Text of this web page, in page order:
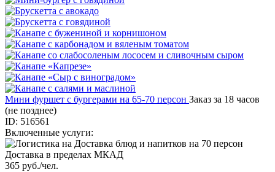
Мини фуршет с бургерами на 65-70 персон Заказ за 18 часов
(не позднее)
ID: 516561
Включенные услуги:
Доставка в пределах МКАД
365 руб./чел.